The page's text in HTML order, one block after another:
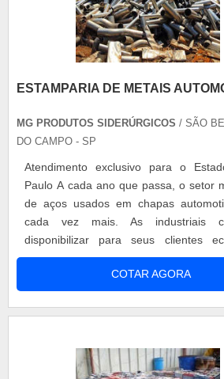
ESTAMPARIA DE METAIS
MG PRODUTOS SIDERÚRGICOS / SÃO
DO CAMPO - SP
Atendimento exclusivo para o
Paulo A cada ano que passa, o setor
de aços usados em chapas
cada vez mais. As industriais
disponibilizar para seus clientes
eficiência cada vez maiores na
de materiais. Na estamparia
automotivos essa melhoria é ainda
COTAR AGORA